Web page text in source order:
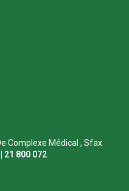
Complexe Médical , Sfax
21 800 072